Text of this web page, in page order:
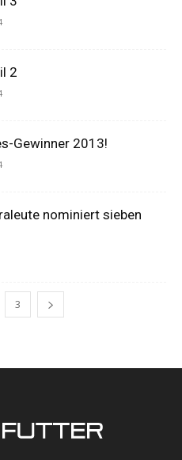
2
Gewinner 2013!
nominiert sieben
3